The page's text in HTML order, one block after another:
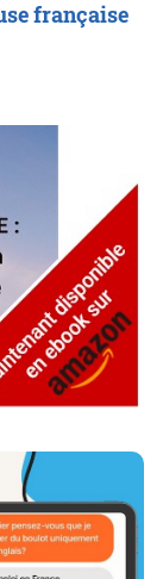
française